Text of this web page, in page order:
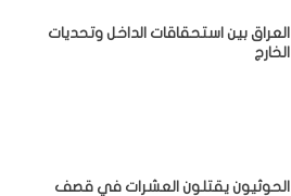
‏العراق بين استحقاقات الداخل وتحديات
الخارج
الحوثيون يقتلون العشرات في قصف